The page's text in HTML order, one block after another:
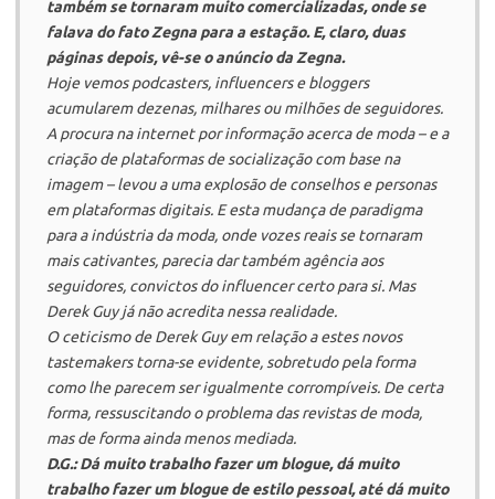
também se tornaram muito comercializadas, onde se
falava do fato Zegna para a estação. E, claro, duas
páginas depois, vê-se o anúncio da Zegna.
Hoje vemospodcasters, influencersebloggers
acumularem dezenas, milhares ou milhões de seguidores.
A procura na internet por informação acerca de moda – e a
criação de plataformas de socialização com base na
imagem – levou a uma explosão de conselhos epersonas
em plataformas digitais. E esta mudança de paradigma
para a indústria da moda, onde vozes reais se tornaram
mais cativantes, parecia dar também agência aos
seguidores, convictos doinfluencercerto para si. Mas
Derek Guy já não acredita nessa realidade.
O ceticismo de Derek Guy em relação a estes novos
tastemakerstorna-se evidente, sobretudo pela forma
como lhe parecem ser igualmente corrompíveis. De certa
forma, ressuscitando o problema das revistas de moda,
mas de forma ainda menos mediada.
D.G.: Dá muito trabalho fazer um blogue, dá muito
trabalho fazer um blogue de estilo pessoal, até dá muito